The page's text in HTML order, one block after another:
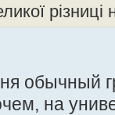
обычный
на